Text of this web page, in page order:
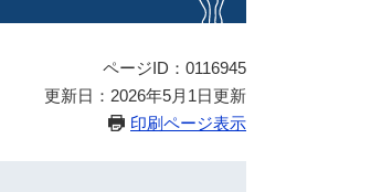
ページID：0116945
更新日：2026年5月1日更新
印刷ページ表示